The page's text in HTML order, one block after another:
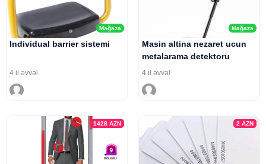
Mağaza
Individual barrier sistemi
4 il əvvəl
Mağaza
Masin altina nezaret ucun
metalarama detektoru
4 il əvvəl
1428AZN 2 AZN